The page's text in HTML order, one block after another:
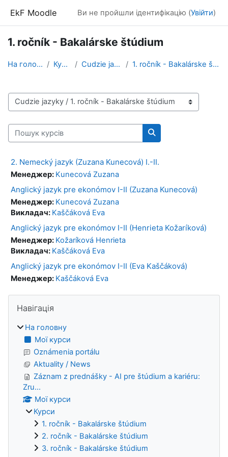
EkF Moodle Ви не пройшли ідентифікацію (Увійти)
1. ročník - Bakalárske štúdium
На головну Курси Cudzie jazyky 1. ročník - Bakalárske štúdium
Категорії курсів
Пошук курсів
Пошук курсів
2. Nemecký jazyk (Zuzana Kunecová) I.-II.
Менеджер: Kunecová Zuzana
Anglický jazyk pre ekonómov I-II (Zuzana Kunecová)
Менеджер: Kunecová Zuzana
Викладач: Kaščáková Eva
Anglický jazyk pre ekonómov I-II (Henrieta Kožaríková)
Менеджер: Kožaríková Henrieta
Викладач: Kaščáková Eva
Anglický jazyk pre ekonómov I-II (Eva Kaščáková)
Менеджер: Kaščáková Eva
Блоки
Навігація
На головну
Мої курси
Oznámenia portálu
Aktuality / News
Záznam z prednášky - AI pre štúdium a kariéru:
Zru...
Мої курси
Курси
1. ročník - Bakalárske štúdium
2. ročník - Bakalárske štúdium
3. ročník - Bakalárske štúdium